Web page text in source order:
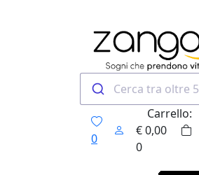
0
Carrello:
€0,00
0